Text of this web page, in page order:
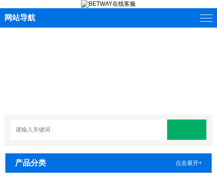
网站导航
产品分类 点击展开+